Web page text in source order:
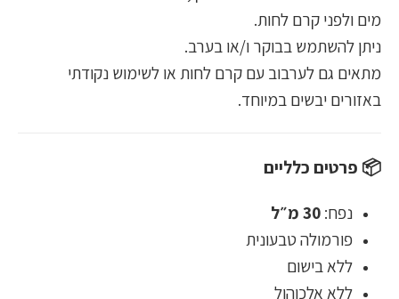
מים ולפני קרם לחות.
ניתן להשתמש בבוקר ו/או בערב.
מתאים גם לערבוב עם קרם לחות או לשימוש נקודתי
באזורים יבשים במיוחד.
📦 פרטים כלליים
נפח:30 מ״ל
פורמולה טבעונית
ללא בישום
ללא אלכוהול